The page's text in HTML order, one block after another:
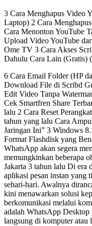
3 Cara Menghapus Video
Laptop) 2 Cara
Cara Menonton YouTube
Upload Video YouTube
Ome TV 3 Cara Akses
Dahulu Cara Lain (Gratis)
6 Cara Email Folder (HP
Download File di Scribd
Edit Video Tanpa
Cek Smartfren Share
lalu 2 Cara Reset
tahun yang lalu Cara
Jaringan Ini” 3 Windows
Format Flashdisk yang
WhatsApp akan segera
memungkinkan beberapa
Jakarta 3 tahun lalu Di era
aplikasi pesan instan yang
sehari-hari. Awalnya
kini menawarkan solusi
berkomunikasi melalui
adalah WhatsApp Desktop
langsung di komputer atau